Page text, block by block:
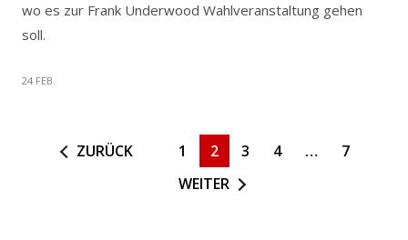
wo es zur Frank Underwood Wahlveranstaltung gehen
soll.
24 FEB.
ZURÜCK 1 2 3 4 …
7
WEITER